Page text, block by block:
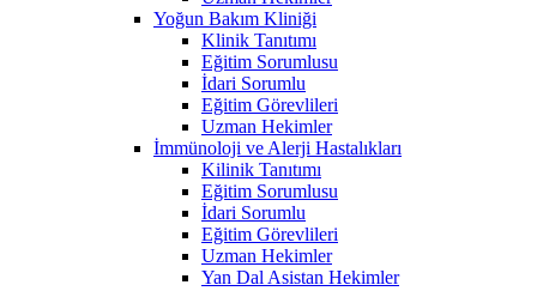
Yoğun Bakım Kliniği
Klinik Tanıtımı
Eğitim Sorumlusu
İdari Sorumlu
Eğitim Görevlileri
Uzman Hekimler
İmmünoloji ve Alerji Hastalıkları
Kilinik Tanıtımı
Eğitim Sorumlusu
İdari Sorumlu
Eğitim Görevlileri
Uzman Hekimler
Yan Dal Asistan Hekimler